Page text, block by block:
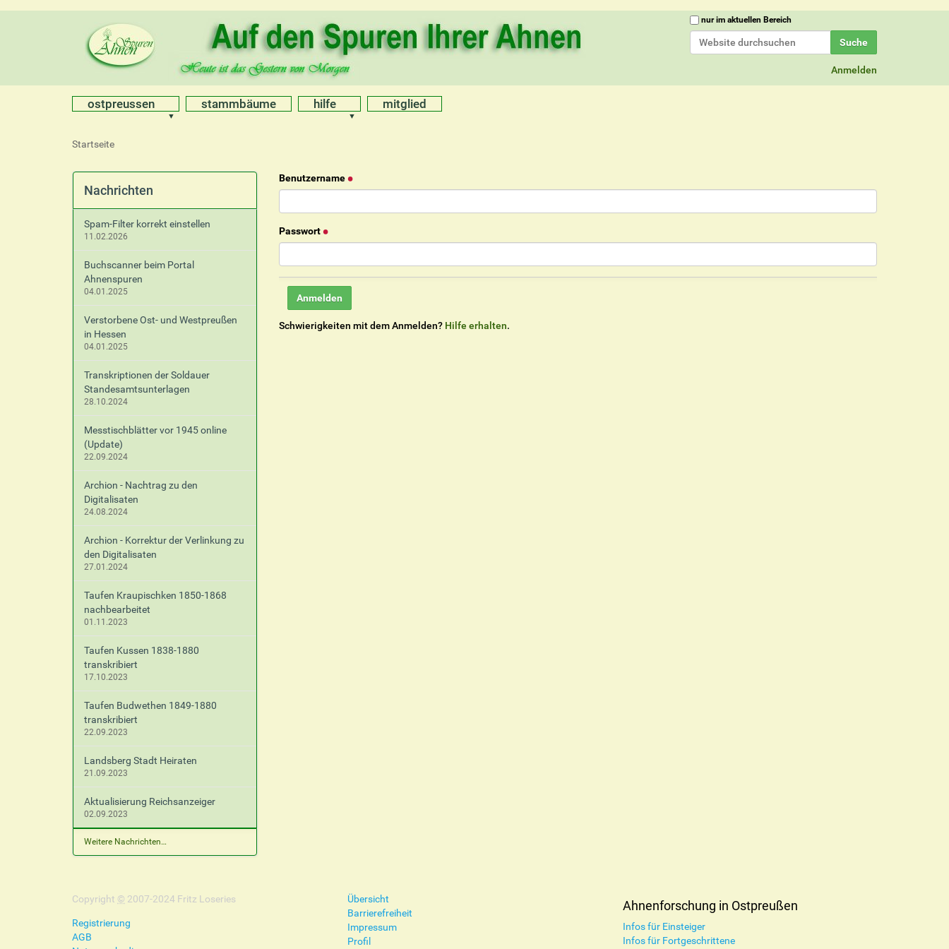
Website durchsuchen
nur im aktuellen Bereich
Anmelden
ostpreussen stammbäume hilfe mitglied
S
e
Startseite
Benutzername
Passwort
Schwierigkeiten mit dem Anmelden? Hilfe erhalten.
Nachrichten
Spam-Filter korrekt einstellen
11.02.2026
Buchscanner beim Portal
Ahnenspuren
04.01.2025
Verstorbene Ost- und Westpreußen
in Hessen
04.01.2025
Transkriptionen der Soldauer
Standesamtsunterlagen
28.10.2024
Messtischblätter vor 1945 online
(Update)
22.09.2024
Archion - Nachtrag zu den
Digitalisaten
24.08.2024
Archion - Korrektur der Verlinkung zu
den Digitalisaten
27.01.2024
Taufen Kraupischken 1850-1868
nachbearbeitet
01.11.2023
Taufen Kussen 1838-1880
transkribiert
17.10.2023
Taufen Budwethen 1849-1880
transkribiert
22.09.2023
Landsberg Stadt Heiraten
21.09.2023
Aktualisierung Reichsanzeiger
02.09.2023
Weitere Nachrichten…
Copyright © 2007-2024 Fritz Loseries
Registrierung
AGB
Übersicht
Barrierefreiheit
Impressum
Profil
Ahnenforschung in Ostpreußen
Infos für Einsteiger
Infos für Fortgeschrittene